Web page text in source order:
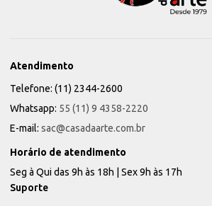
Atendimento
Telefone: (11) 2344-2600
Whatsapp: 55 (11) 9 4358-2220
E-mail: sac@casadaarte.com.br
Horário de atendimento
Seg à Qui das 9h às 18h | Sex 9h às 17h
Suporte